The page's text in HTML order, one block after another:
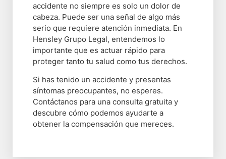
accidente no siempre es solo un dolor de
cabeza. Puede ser una señal de algo más
serio que requiere atención inmediata. En
Hensley Grupo Legal, entendemos lo
importante que es actuar rápido para
proteger tanto tu salud como tus derechos.
Si has tenido un accidente y presentas
síntomas preocupantes, no esperes.
Contáctanos para una consulta gratuita y
descubre cómo podemos ayudarte a
obtener la compensación que mereces.